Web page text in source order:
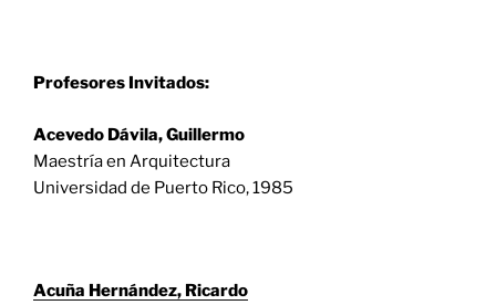
Profesores Invitados:
Acevedo Dávila, Guillermo
Maestría en Arquitectura
Universidad de Puerto Rico, 1985
Acuña Hernández, Ricardo